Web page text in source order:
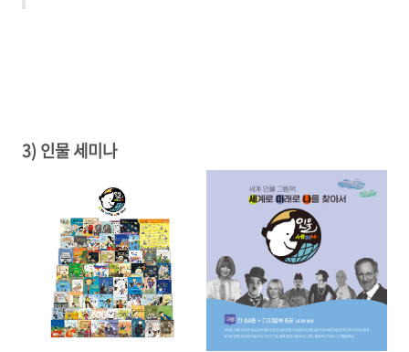
3) 인물 세미나